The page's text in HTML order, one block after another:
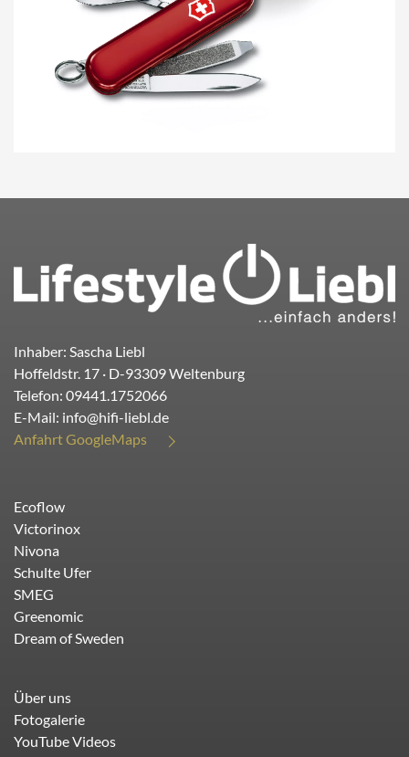
Inhaber: Sascha Liebl
Hoffeldstr. 17 · D-93309Weltenburg
Telefon: 09441.1752066
E-Mail: info@hifi-liebl.de
Anfahrt GoogleMaps
Ecoflow
Victorinox
Nivona
Schulte Ufer
SMEG
Greenomic
Dream of Sweden
Über uns
Fotogalerie
YouTube Videos